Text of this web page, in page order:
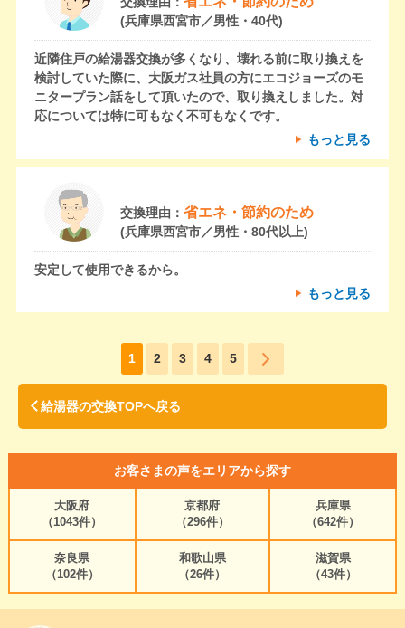
(兵庫県西宮市／男性・40代)
近隣住戸の給湯器交換が多くなり、壊れる前に取り換えを
検討していた際に、大阪ガス社員の方にエコジョーズのモ
ニタープラン話をして頂いたので、取り換えしました。対
応については特に可もなく不可もなくです。
もっと見る
交換理由： 省エネ・節約のため
(兵庫県西宮市／男性・80代以上)
安定して使用できるから。
もっと見る
1 2 3 4 5
給湯器の交換TOPへ戻る
お客さまの声をエリアから探す
大阪府
（1043件）
京都府
（296件）
兵庫県
（642件）
奈良県
（102件）
和歌山県
（26件）
滋賀県
（43件）